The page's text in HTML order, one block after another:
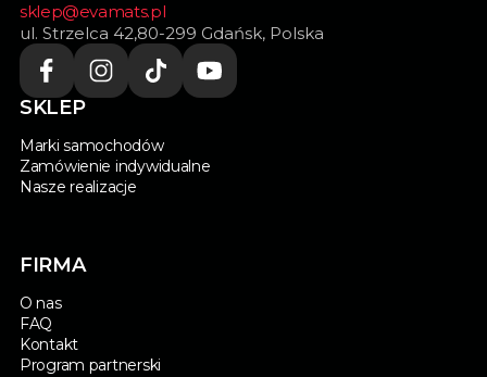
SKLEP
Marki samochodów
Zamówienie indywidualne
Nasze realizacje
FIRMA
O nas
FAQ
Kontakt
Program partnerski
sklep@evamats.pl
ul. Strzelca 42,80-299 Gdańsk, Polska